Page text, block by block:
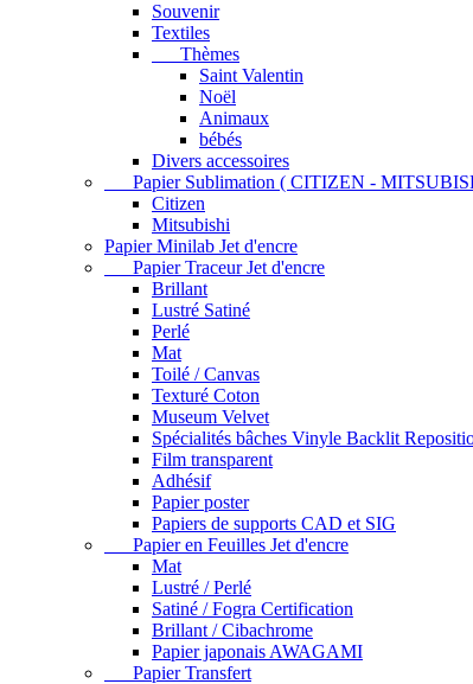
Souvenir
Textiles
Thèmes
Saint Valentin
Noël
Animaux
bébés
Divers accessoires
Papier Sublimation ( CITIZEN -
Citizen
Mitsubishi
Papier Minilab Jet d'encre
Papier Traceur Jet d'encre
Brillant
Lustré Satiné
Perlé
Mat
Toilé / Canvas
Texturé Coton
Museum Velvet
Spécialités bâches Vinyle Backlit
Film transparent
Adhésif
Papier poster
Papiers de supports CAD et SIG
Papier en Feuilles Jet d'encre
Mat
Lustré / Perlé
Satiné / Fogra Certification
Brillant / Cibachrome
Papier japonais AWAGAMI
Papier Transfert